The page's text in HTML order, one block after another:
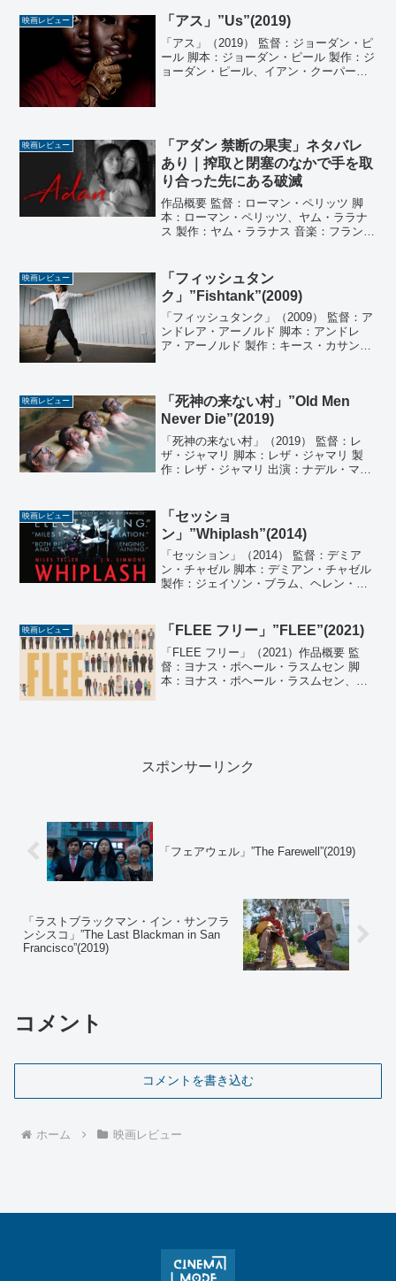
映画レビュー 「アス」”Us”(2019)
「アス」（2019） 監督：ジョーダン・ピ
ール 脚本：ジョーダン・ピール 製作：ジ
ョーダン・ピール、イアン・クーパー、
映画レビュー
「アダン 禁断の果実」ネタバレ
あり｜搾取と閉塞のなかで手を取
り合った先にある破滅
作品概要 監督：ローマン・ペリッツ 脚
本：ローマン・ペリッツ、ヤム・ララナ
ス 製作：ヤム・ララナス 音楽：フランシ
ィ・ミランダ、ベンボル・ロッコ、エ
ピ・キゾン 他山奥...
映画レビュー
「フィッシュタン
ク」”Fishtank”(2009)
「フィッシュタンク」（2009） 監督：ア
ンドレア・アーノルド 脚本：アンドレ
ア・アーノルド 製作：キース・カサンダ
ジャーヴィ...
映画レビュー
「死神の来ない村」”Old Men
Never Die”(2019)
「死神の来ない村」（2019） 監督：レ
ザ・ジャマリ 脚本：レザ・ジャマリ 製
作：レザ・ジャマリ 出演：ナデル・マー
品。なぜか人が死なず、老人で溢れかえ
る村を描く物語。...
映画レビュー
「セッショ
ン」”Whiplash”(2014)
「セッション」（2014） 監督：デミア
ン・チャゼル 脚本：デミアン・チャゼル
製作：ジェイソン・ブラム、ヘレン・エ
ジェイソン・ライトマン、コウパー・サ
ミュエルソン、...
映画レビュー 「FLEE フリー」”FLEE”(2021)
「FLEE フリー」（2021）作品概要 監
督：ヨナス・ポヘール・ラスムセン 脚
本：ヨナス・ポヘール・ラスムセン、ア
スポンサーリンク
「フェアウェル」”The Farewell”(2019)
「ラストブラックマン・イン・サンフラ
ンシスコ」”The Last Blackman in San
Francisco”(2019)
コメント
コメントを書き込む
ホーム 映画レビュー